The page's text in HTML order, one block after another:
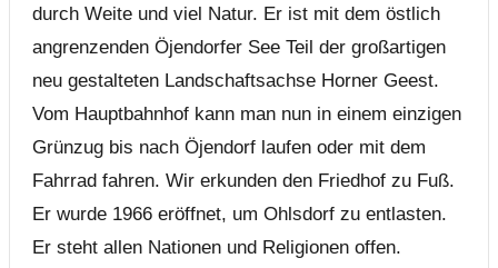
durch Weite und viel Natur. Er ist mit dem östlich
angrenzenden Öjendorfer See Teil der großartigen
neu gestalteten Landschaftsachse Horner Geest.
Vom Hauptbahnhof kann man nun in einem einzigen
Grünzug bis nach Öjendorf laufen oder mit dem
Fahrrad fahren. Wir erkunden den Friedhof zu Fuß.
Er wurde 1966 eröffnet, um Ohlsdorf zu entlasten.
Er steht allen Nationen und Religionen offen.